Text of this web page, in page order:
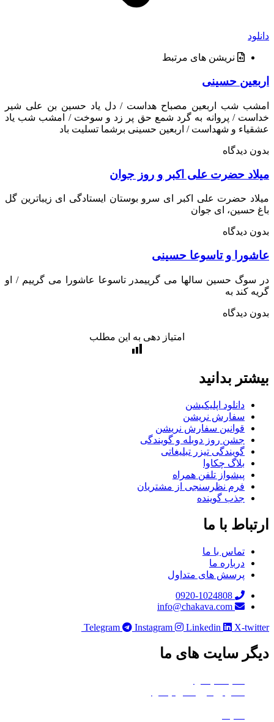
نریشن های مرتبط
حسینی
شب اربعین مصباح هداست / دل یاد حسین بن علی شیر
/ پروانه به گرد شمع حق پر زد و سوخت / امشب شب یاد
و شهداست / اربعین حسینی برشما تسلیت باد
دیدگاه
حضرت علی اکبر و روز جوان
حضرت علی اکبر ای سرو بوستان ایستادگی ای زیباترین گل
حسین، ای جوان
دیدگاه
و تاسوعا حسینی
حسین سالها می گرییمدر تاسوعا عاشورا می گرییم / او
کند به
دیدگاه
امتیاز دهی به این مطلب
بدانید
دانلود اپلیکیشن
سفارش نریشن
قوانین سفارش نریشن
جشن روز دوبله و گویندگی
گویندگی تیزر تبلیغاتی
بلاگ چکاوا
پیشواز تلفن همراه
فرم نظرسنجی از مشتریان
جذب گوینده
با ما
تماس با ما
درباره ما
پرسش های متداول
0920-1024808
info@chakava.com
Telegram
Instagram Linkedin X-
سایت های ما